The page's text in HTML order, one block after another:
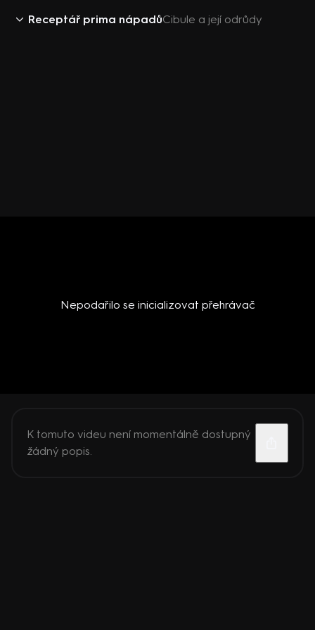
Receptář prima nápadůCibule a její odrůdy
Nepodařilo se inicializovat přehrávač
K tomuto videu není momentálně dostupný
žádný popis.